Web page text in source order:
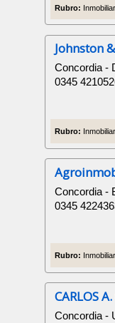
Rubro:
Johnston
Concordia -
0345
Rubro:
Concordia -
0345
Rubro:
CARLOS
Concordia -